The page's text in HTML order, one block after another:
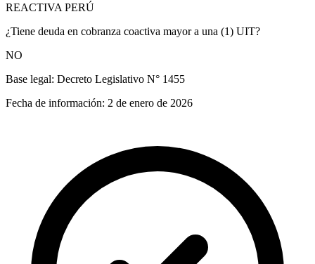
REACTIVA PERÚ
¿Tiene deuda en cobranza coactiva mayor a una (1) UIT?
NO
Base legal: Decreto Legislativo N° 1455
Fecha de información: 2 de enero de 2026